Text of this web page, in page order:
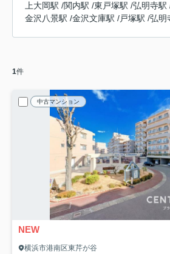
上大岡駅 /関内駅 /東戸塚駅 /弘明寺駅
金沢八景駅 /金沢文庫駅 /戸塚駅 /弘明
1件
中古マンション
NEW
横浜市港南区東芹が谷